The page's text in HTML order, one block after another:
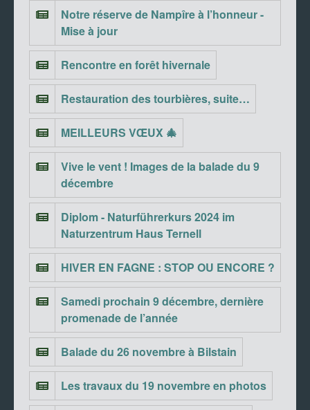
Notre réserve de Nampîre à l’honneur -
Mise à jour
Rencontre en forêt hivernale
Restauration des tourbières, suite…
MEILLEURS VŒUX 🎄
Vive le vent ! Images de la balade du 9
décembre
Diplom - Naturführerkurs 2024 im
Naturzentrum Haus Ternell
HIVER EN FAGNE : STOP OU ENCORE ?
Samedi prochain 9 décembre, dernière
promenade de l’année
Balade du 26 novembre à Bilstain
Les travaux du 19 novembre en photos